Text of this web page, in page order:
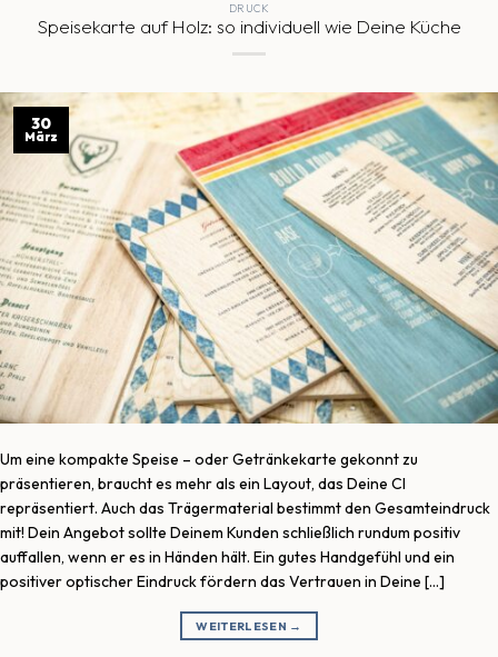
DRUCK
Speisekarte auf Holz: so individuell wie Deine Küche
30
März
Um eine kompakte Speise – oder Getränkekarte gekonnt zu
präsentieren, braucht es mehr als ein Layout, das Deine CI
repräsentiert. Auch das Trägermaterial bestimmt den Gesamteindruck
mit! Dein Angebot sollte Deinem Kunden schließlich rundum positiv
auffallen, wenn er es in Händen hält. Ein gutes Handgefühl und ein
positiver optischer Eindruck fördern das Vertrauen in Deine […]
WEITERLESEN →